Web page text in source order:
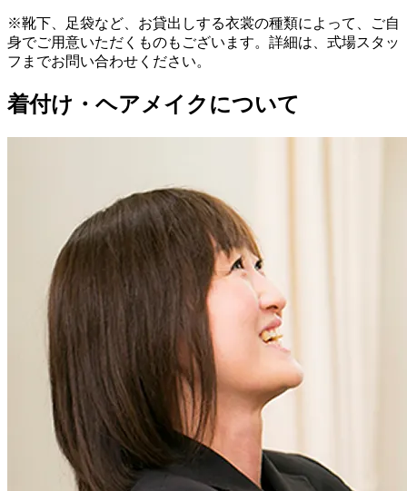
※靴下、足袋など、お貸出しする衣裳の種類によって、ご自
身でご用意いただくものもございます。詳細は、式場スタッ
フまでお問い合わせください。
着付け・ヘアメイクについて